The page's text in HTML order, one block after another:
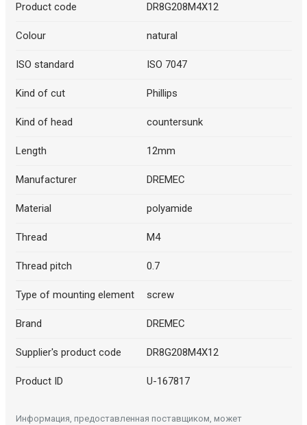
Product code DR8G208M4X12
Colour natural
ISO standard ISO 7047
Kind of cut Phillips
Kind of head countersunk
Length 12mm
Manufacturer DREMEC
Material polyamide
Thread M4
Thread pitch 0.7
Type of mounting element screw
Brand DREMEC
Supplier's product code DR8G208M4X12
Product ID U-167817
Информация, предоставленная поставщиком, может